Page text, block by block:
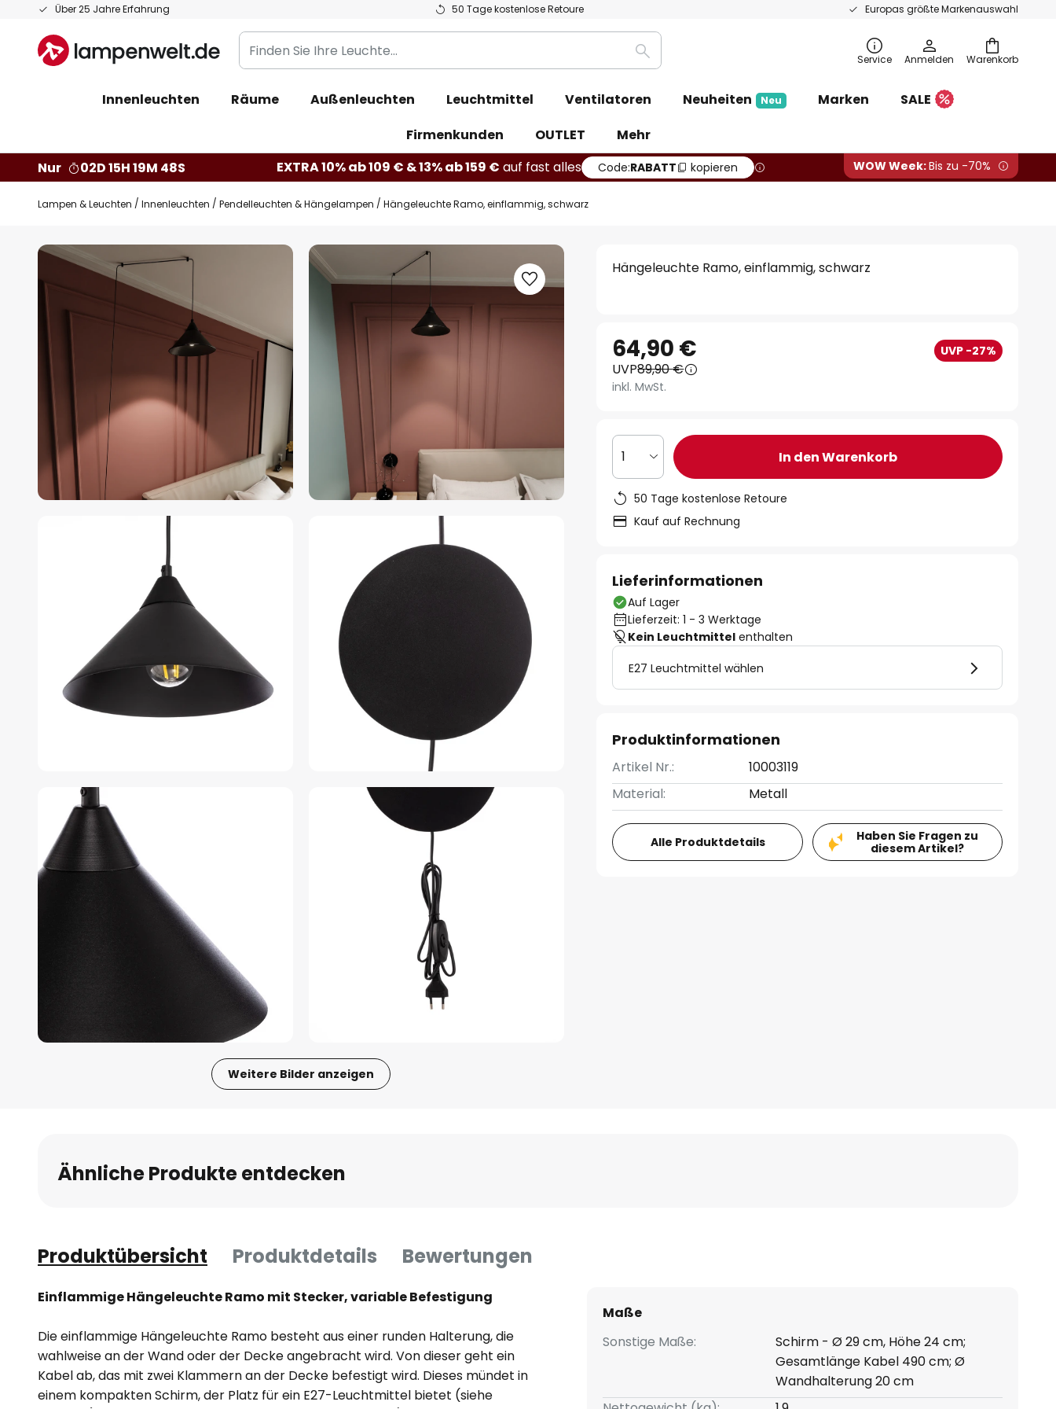
Über 25 Jahre Erfahrung 50 Tage kostenlose Retoure Europas größte Markenauswahl
Zum
springen
Warenkorb
Finden
Sie
Leuchte...
Suche Service Anmelden
Innenleuchten Räume Außenleuchten Leuchtmittel Ventilatoren Neuheiten Neu Marken
SALE
Firmenkunden
OUTLET
Mehr
Nur
02D 15H 19M 47S EXTRA 10% ab 109 € & 13% ab 159 € auf fast alles Code:RABATT kopieren WOW Week:Bis zu -70%
Lampen & Leuchten Innenleuchten Pendelleuchten & Hängelampen Hängeleuchte Ramo, einflammig, schwarz
Zum
der
Bildgalerie
Weitere Bilder anzeigen
Bildgalerie
springen
Hängeleuchte Ramo, einflammig, schwarz
64,90 € UVP -27%
UVP89,90 €
inkl. MwSt.
1 In den Warenkorb
50 Tage kostenlose Retoure
Kauf auf Rechnung
Lieferinformationen
Auf Lager
Lieferzeit: 1 - 3 Werktage
Kein Leuchtmittel enthalten
E27 Leuchtmittel wählen
Produktinformationen
Artikel Nr.:
10003119
Material:
Metall
Alle Produktdetails
Haben Sie Fragen zu
diesem Artikel?
Ähnliche Produkte entdecken
Produktübersicht Produktdetails Bewertungen
Einflammige Hängeleuchte Ramo mit Stecker, variable Befestigung
Die einflammige Hängeleuchte Ramo besteht aus einer runden Halterung, die
wahlweise an der Wand oder der Decke angebracht wird. Von dieser geht ein
Kabel ab, das mit zwei Klammern an der Decke befestigt wird. Dieses mündet in
einem kompakten Schirm, der Platz für ein E27-Leuchtmittel bietet (siehe
Maße
Sonstige Maße:
Schirm - Ø 29 cm, Höhe 24 cm;
Gesamtlänge Kabel 490 cm; Ø
Wandhalterung 20 cm